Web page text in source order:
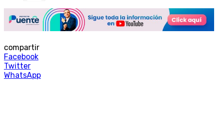
compartir
Facebook
Twitter
WhatsApp